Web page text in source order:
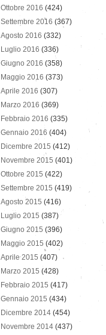
Ottobre 2016 (424)
Settembre 2016 (367)
Agosto 2016 (332)
Luglio 2016 (336)
Giugno 2016 (358)
Maggio 2016 (373)
Aprile 2016 (307)
Marzo 2016 (369)
Febbraio 2016 (335)
Gennaio 2016 (404)
Dicembre 2015 (412)
Novembre 2015 (401)
Ottobre 2015 (422)
Settembre 2015 (419)
Agosto 2015 (416)
Luglio 2015 (387)
Giugno 2015 (396)
Maggio 2015 (402)
Aprile 2015 (407)
Marzo 2015 (428)
Febbraio 2015 (417)
Gennaio 2015 (434)
Dicembre 2014 (454)
Novembre 2014 (437)